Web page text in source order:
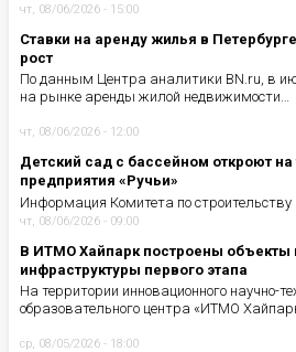
чт, 08/06/2026 - 15:00
Ставки на аренду жилья в
рост
По данным Центра аналитики BN.ru, в
на рынке аренды жилой недвижимости…
чт, 08/06/2026 - 12:00
Детский сад с бассейном откроют на
предприятия «Ручьи»
Информация Комитета по строительству
чт, 08/06/2026 - 09:00
В ИТМО Хайпарк построены объекты
инфраструктуры первого этапа
На территории инновационного научно-
образовательного центра «ИТМО
ср, 08/05/2026 - 18:00